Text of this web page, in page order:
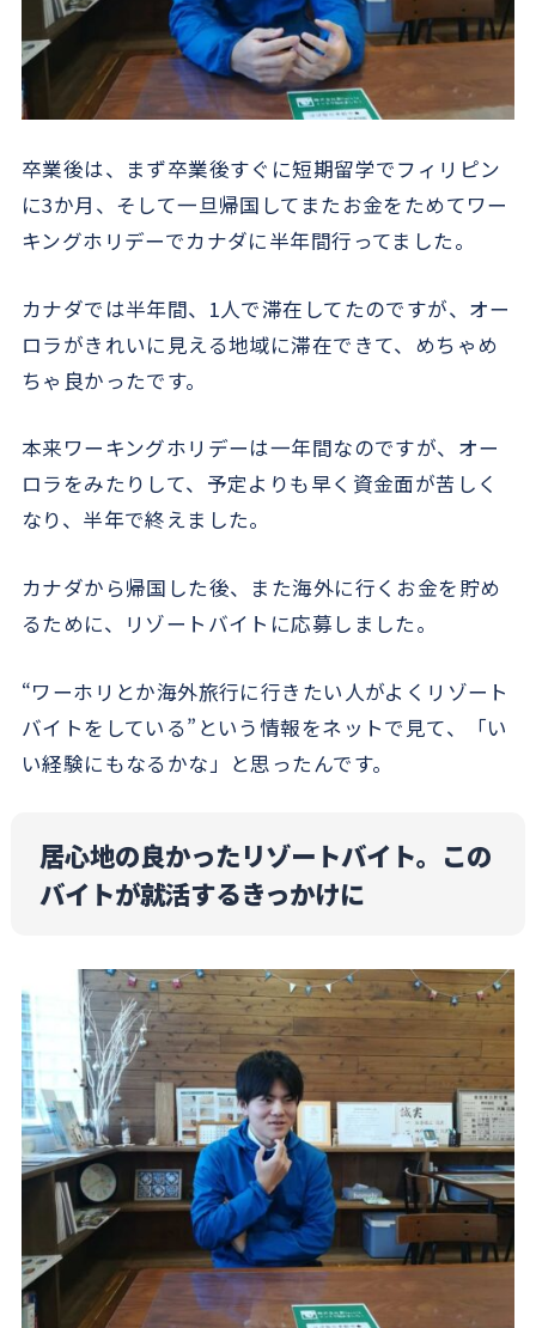
卒業後は、まず卒業後すぐに短期留学でフィリピン
に3か月、そして一旦帰国してまたお金をためてワー
キングホリデーでカナダに半年間行ってました。
カナダでは半年間、1人で滞在してたのですが、オー
ロラがきれいに見える地域に滞在できて、めちゃめ
ちゃ良かったです。
本来ワーキングホリデーは一年間なのですが、オー
ロラをみたりして、予定よりも早く資金面が苦しく
なり、半年で終えました。
カナダから帰国した後、また海外に行くお金を貯め
るために、リゾートバイトに応募しました。
“ワーホリとか海外旅行に行きたい人がよくリゾート
バイトをしている”という情報をネットで見て、「い
い経験にもなるかな」と思ったんです。
居心地の良かったリゾートバイト。この
バイトが就活するきっかけに